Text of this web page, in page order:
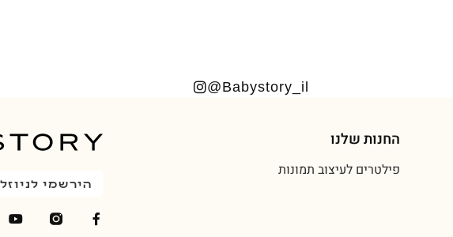
Babystory_il@
החנות שלנו
פילטרים לעיצוב תמונות